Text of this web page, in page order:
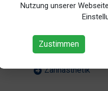
Nutzung unserer
Zustimmen
Zahnästhetik